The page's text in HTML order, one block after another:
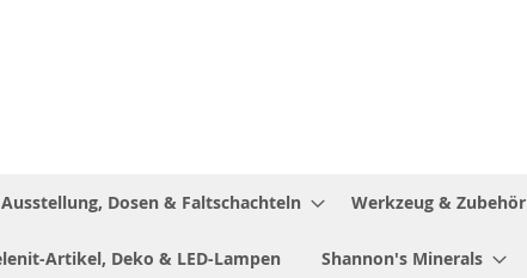
Ausstellung, Dosen & Faltschachteln Werkzeug & Zubehör
Artikel, Deko & LED-Lampen Shannon's Minerals